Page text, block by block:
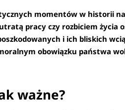
momentów w historii
pracy czy rozbiciem życia
i ich bliskich
obowiązku państwa
ważne?